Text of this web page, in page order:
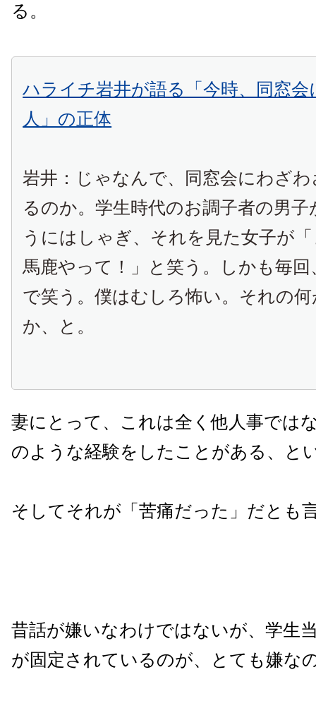
る。
ハライチ岩井が語る「今時、同窓会
人」の正体
岩井：じゃなんで、同窓会にわざ
るのか。学生時代のお調子者の男
うにはしゃぎ、それを見た女子が
馬鹿やって！」と笑う。しかも毎
で笑う。僕はむしろ怖い。それの
か、と。
妻にとって、これは全く他人事では
のような経験をしたことがある、と
そしてそれが「苦痛だった」だとも
昔話が嫌いなわけではないが、学生
が固定されているのが、とても嫌な